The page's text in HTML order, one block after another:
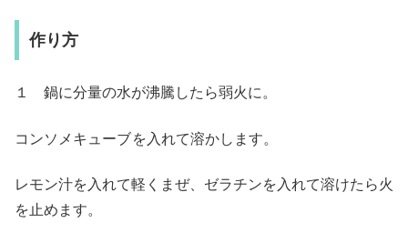
作り方
１ 鍋に分量の水が沸騰したら弱火に。
コンソメキューブを入れて溶かします。
レモン汁を入れて軽くまぜ、ゼラチンを入れて溶けたら火
を止めます。